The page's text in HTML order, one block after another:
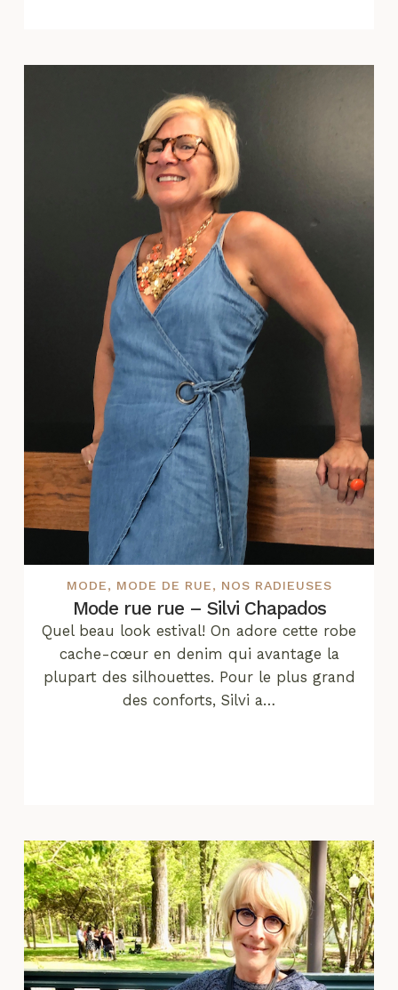
MODE, MODE DE RUE, NOS RADIEUSES
Mode rue rue – Silvi Chapados
Quel beau look estival! On adore cette robe
cache-cœur en denim qui avantage la
plupart des silhouettes. Pour le plus grand
des conforts, Silvi a…